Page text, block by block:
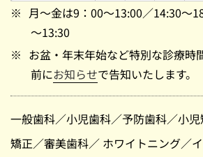
月～金は9：00～13:00／14:30～
～13:30
お盆・年末年始など特別な診療時
前にお知らせで告知いたします。
一般歯科／小児歯科／予防歯科／小
矯正／審美歯科／ ホワイトニング／